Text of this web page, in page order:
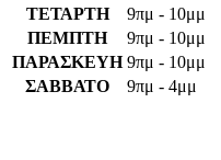
ΤΕΤΑΡΤΗ
9πμ - 10μμ
ΠΕΜΠΤΗ
9πμ - 10μμ
ΠΑΡΑΣΚΕΥΗ 9πμ - 10μμ
ΣΑΒΒΑΤΟ
9πμ - 4μμ